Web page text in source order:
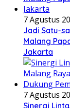
7 Agustus
Jadi Satu-
Malang
Jakarta
7 Agustus
Sinergi